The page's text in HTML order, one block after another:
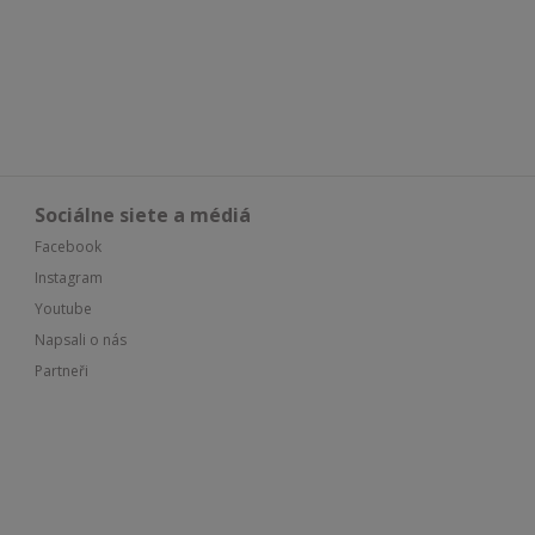
Sociálne siete a médiá
Facebook
Instagram
Youtube
Napsali o nás
Partneři